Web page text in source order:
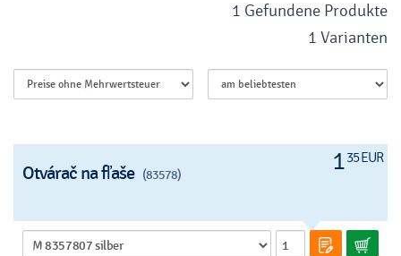
1 Gefundene Produkte
1 Varianten
135 EUR
Otvárač na fľaše (83578)